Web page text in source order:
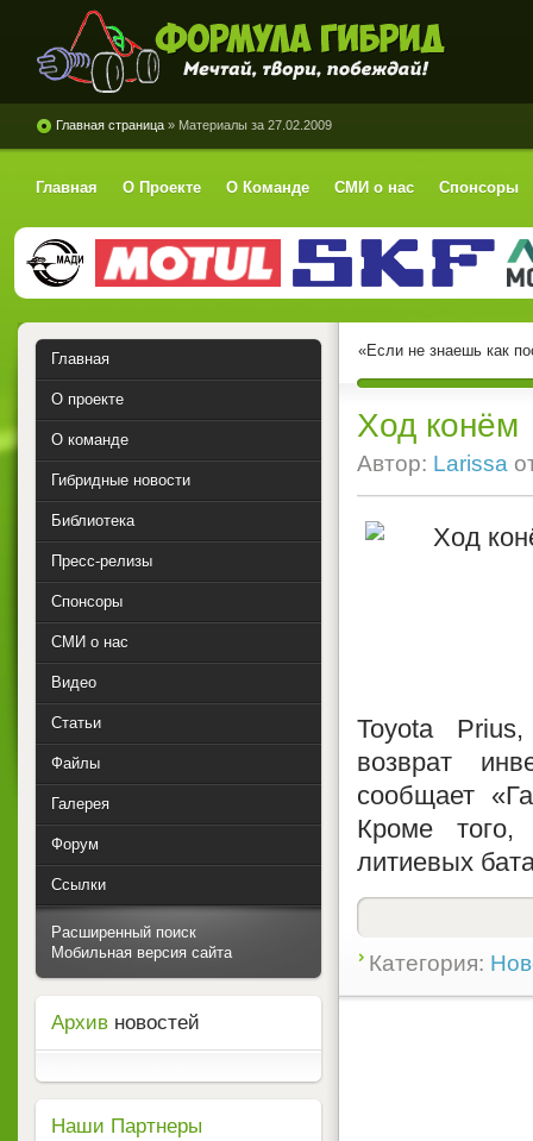
Формула Гибрид
Главная страница » Материалы за 27.02.2009
Главная О Проекте О Команде СМИ о нас Спонсоры
«Если не знаешь как
Ход конём
Автор: Larissa
Toyota Prius,
возврат
сообщает
Кроме
литиевых
Категория:
Главная
О проекте
О команде
Гибридные новости
Библиотека
Пресс-релизы
Спонсоры
СМИ о нас
Видео
Статьи
Файлы
Галерея
Форум
Ссылки
Расширенный поиск
Мобильная версия сайта
Архив новостей
Наши Партнеры